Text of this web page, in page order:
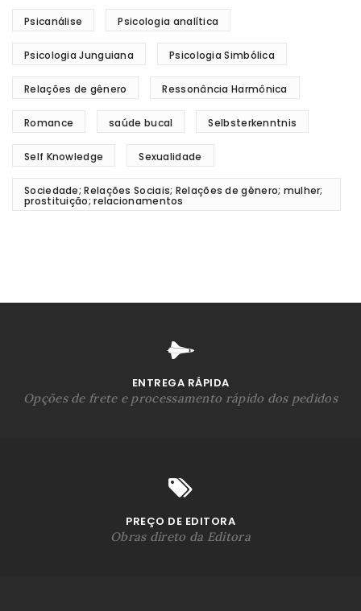
Psicanálise Psicologia analítica
Psicologia Junguiana Psicologia Simbólica
Relações de gênero Ressonância Harmônica
Romance saúde bucal Selbsterkenntnis
Self Knowledge Sexualidade
Sociedade; Relações Sociais; Relações de gênero; mulher;
prostituição; relacionamentos
ENTREGA RÁPIDA
Opções de frete e processamento rápido dos pedidos
PREÇO DE EDITORA
Obras direto da Editora